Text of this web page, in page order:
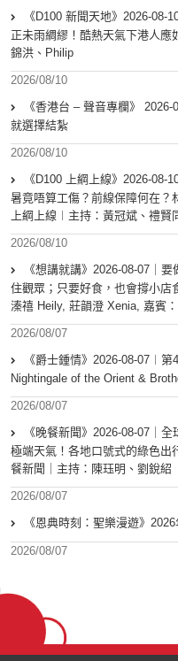
《D100 新聞天地》2026-08-
正未雨綢繆！酷熱天氣下港人應
錦洪、Philip
2026/08/10
《香港台 – 聲音專欄》
就選擇結紮
2026/08/10
《D100 上綱上線》2026-08-
暑竟唔算工傷？前線保障何在？
上綱上線︱主持：黃冠斌、禮賢
2026/08/10
《想講就講》2026-08-07｜
住觀眾；只要好食，也會撐小店
溱禧 Heily, 莊韻澄 Xenia, 嘉賓
2026/08/07
《爵士鍾情》2026-08-07︱
Nightingale of the Orient &
2026/08/07
《晚餐新聞》2026-08-07｜
極端天氣！各地口號式的綠色出
餐新聞｜主持：陳珏明、劉銳紹
2026/08/07
《恩典時刻：聖樂漫遊》
2026/08/07